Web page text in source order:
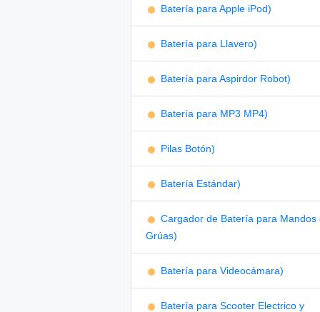
Batería para Apple iPod)
Batería para Llavero)
Batería para Aspirdor Robot)
Batería para MP3 MP4)
Pilas Botón)
Batería Estándar)
Cargador de Batería para Mandos
Grúas)
Batería para Videocámara)
Batería para Scooter Electrico y